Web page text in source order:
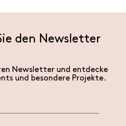
den Newsletter
Newsletter und entdecke
und besondere Projekte.